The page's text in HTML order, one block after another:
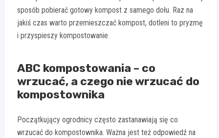
sposób pobierać gotowy kompost z samego dołu. Raz na
jakiś czas warto przemieszczać kompost, dotleni to pryzmę
i przyspieszy kompostowanie.
ABC kompostowania – co
wrzucać, a czego nie wrzucać do
kompostownika
Początkujący ogrodnicy często zastanawiają się co
wrzucać do kompostownika. Ważna jest też odpowiedź na